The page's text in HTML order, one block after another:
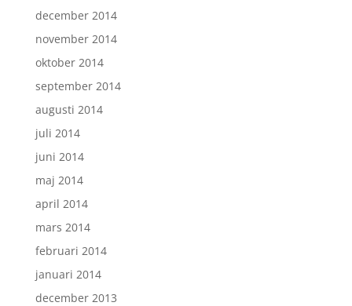
december 2014
november 2014
oktober 2014
september 2014
augusti 2014
juli 2014
juni 2014
maj 2014
april 2014
mars 2014
februari 2014
januari 2014
december 2013